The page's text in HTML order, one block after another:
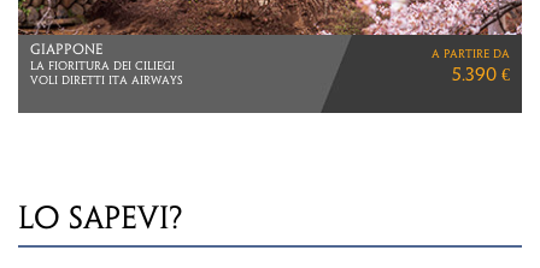
COLOMBIA
VIAGGIO DI 15 GIORNI
a partire da
4.560 €
LO SAPEVI?